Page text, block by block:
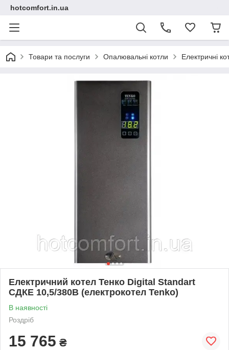
hotcomfort.in.ua
Товари та послуги Опалювальні котли Електричні
Електричний котел Тенко Digital Standart
СДКЕ 10,5/380В (електрокотел Tenko)
В наявності
Роздріб
15 765 ₴